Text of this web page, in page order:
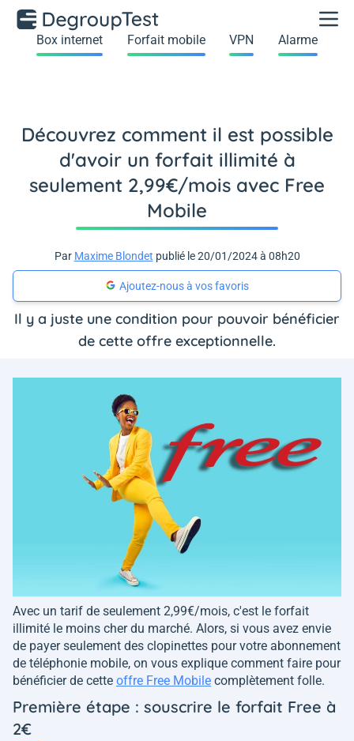
Box internet Forfait mobile VPN Alarme
Découvrez comment il est possible
d'avoir un forfait illimité à
seulement 2,99€/mois avec Free
Mobile
Par Maxime Blondet publié le 20/01/2024 à 08h20
Ajoutez-nous à vos favoris
Il y a juste une condition pour pouvoir bénéficier
de cette offre exceptionnelle.
Avec un tarif de seulement 2,99€/mois, c'est le forfait
illimité le moins cher du marché. Alors, si vous avez envie
de payer seulement des clopinettes pour votre abonnement
de téléphonie mobile, on vous explique comment faire pour
bénéficier de cette offre Free Mobile complètement folle.
Première étape : souscrire le forfait Free à
2€